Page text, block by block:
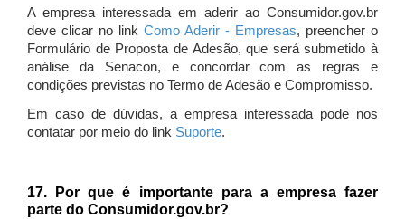
A empresa interessada em aderir ao Consumidor.gov.br
deve clicar no link Como Aderir - Empresas, preencher o
Formulário de Proposta de Adesão, que será submetido à
análise da Senacon, e concordar com as regras e
condições previstas no Termo de Adesão e Compromisso.
Em caso de dúvidas, a empresa interessada pode nos
contatar por meio do link Suporte.
17. Por que é importante para a empresa fazer
parte do Consumidor.gov.br?